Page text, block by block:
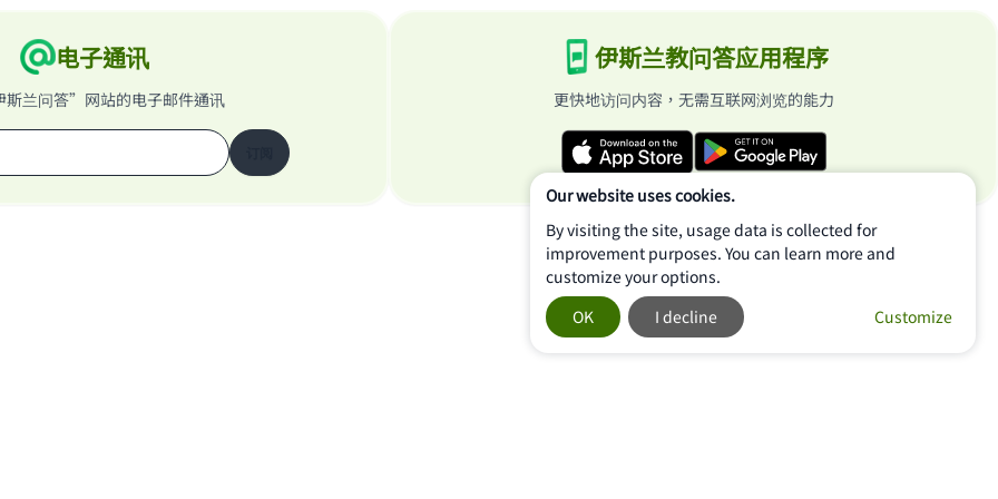
电子通讯
兰问答”网站的电子邮件通讯
伊斯兰教问答应用程序
更快地访问内容，无需互联网浏览的能力
Our website uses cookies.
By visiting the site, usage data is collected for
improvement purposes. You can learn more and
customize your options.
Customize
I decline
OK